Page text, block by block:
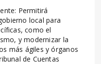
Permitirá
local para
como el
y modernizar la
más ágiles y órganos
de Cuentas